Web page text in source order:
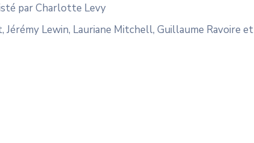
par Charlotte Levy
Lewin, Lauriane Mitchell, Guillaume Ravoire et